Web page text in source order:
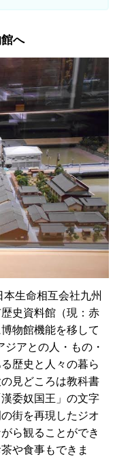
へ
生命相互会社九州
史資料館（現：赤
物館機能を移して
アとの人・もの・
歴史と人々の暮ら
見どころは教科書
委奴国王」の文字
街を再現したジオ
ら観ることができ
や食事もできま